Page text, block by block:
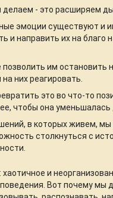
делаем - это расширяем
эмоции существуют и
и направить их на благо
им
них реагировать.
это во что-то
чтобы она уменьшалась
в которых живем,
столкнуться с
и
Вот почему